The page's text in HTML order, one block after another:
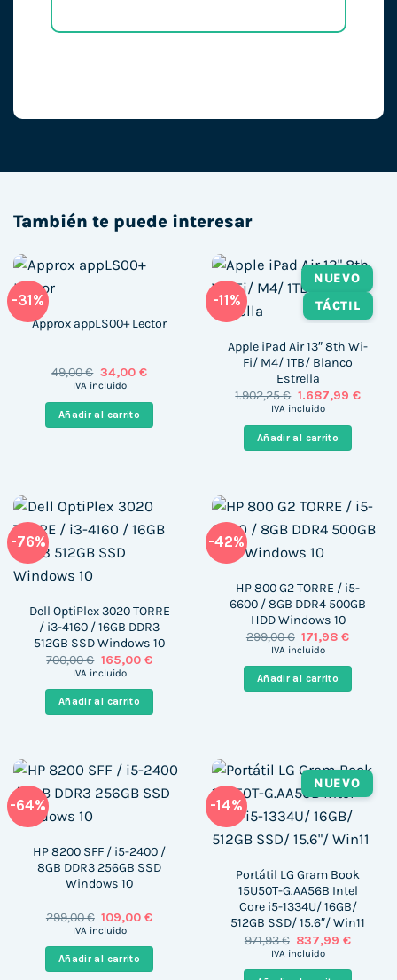
También te puede interesar
-31%
Approx appLS00+ Lector
49,00€ El
precio
era:
49,00 €.
34,00 €El
es:
IVA incluido
Añadir al carrito
-11%
NUEVO
TÁCTIL
Apple iPad Air 13″ 8th Wi-
Fi/ M4/ 1TB/ Blanco
Estrella
1.902,25€ El
precio
era:
1.902,25 €.
1.687,99 €El
IVA incluido
Añadir al carrito
-76%
Dell OptiPlex 3020 TORRE
/ i3-4160 / 16GB DDR3
512GB SSD Windows 10
700,00€ El
precio
era:
700,00 €.
165,00 €El
es:
165,00 €.
IVA incluido
Añadir al carrito
-42%
HP 800 G2 TORRE / i5-
6600 / 8GB DDR4 500GB
HDD Windows 10
299,00€ El
precio
era:
299,00 €.
171,98€El
es:
171,98 €.
IVA incluido
Añadir al carrito
-64%
HP 8200 SFF / i5-2400 /
8GB DDR3 256GB SSD
Windows 10
299,00€ El
precio
era:
299,00 €.
109,00€El
es:
109,00 €.
IVA incluido
Añadir al carrito
-14%
NUEVO
Portátil LG Gram Book
15U50T-G.AA56B Intel
Core i5-1334U/ 16GB/
512GB SSD/ 15.6″/ Win11
971,93€ El
precio
era:
837,99€El
es:
IVA incluido